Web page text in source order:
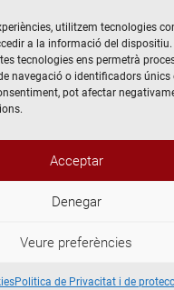
utilitzem tecnologies
a la informació del dispositiu.
tecnologies ens permetrà
navegació o identificadors únics
pot afectar
Acceptar
Denegar
Veure preferències
Politica de Privacitat i de
El Timbal. Tots els drets
Avís Legal
Politica de Cookies